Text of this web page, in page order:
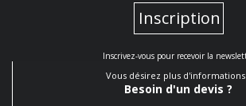
Inscription
Inscrivez-vous pour recevoir la
Vous désirez plus d'informations
Besoin d'un devis ?